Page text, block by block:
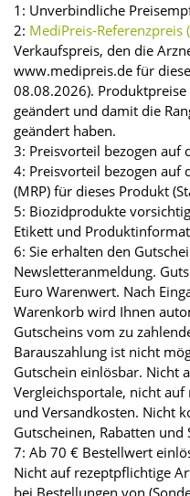
1: Unverbindliche
2: MediPreis-Referenzpreis
Verkaufspreis, den die
www.medipreis.de für
08.08.2026).
geändert und damit die
geändert haben.
3: Preisvorteil bezogen auf
4: Preisvorteil bezogen auf
(MRP) für dieses Produkt
5: Biozidprodukte
Etikett und
6: Sie erhalten den
Newsletteranmeldung.
Euro Warenwert. Nach
Warenkorb wird Ihnen
Gutscheins vom zu
Barauszahlung ist nicht
Gutschein einlösbar. Nicht
Vergleichsportale, nicht
und Versandkosten. Nicht
Gutscheinen, Rabatten und
7: Ab 70 € Bestellwert
Nicht auf rezeptpflichtige